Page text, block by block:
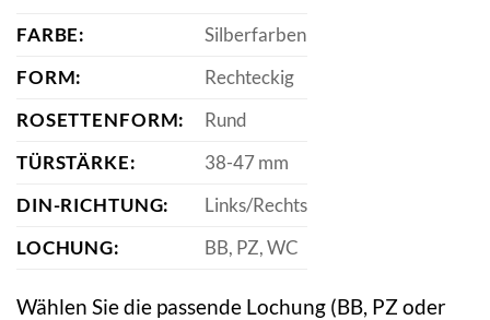
FARBE:
Silberfarben
FORM:
Rechteckig
ROSETTENFORM:
Rund
TÜRSTÄRKE:
38-47 mm
DIN-RICHTUNG:
Links/Rechts
LOCHUNG:
BB, PZ, WC
Wählen Sie die passende Lochung (BB, PZ oder